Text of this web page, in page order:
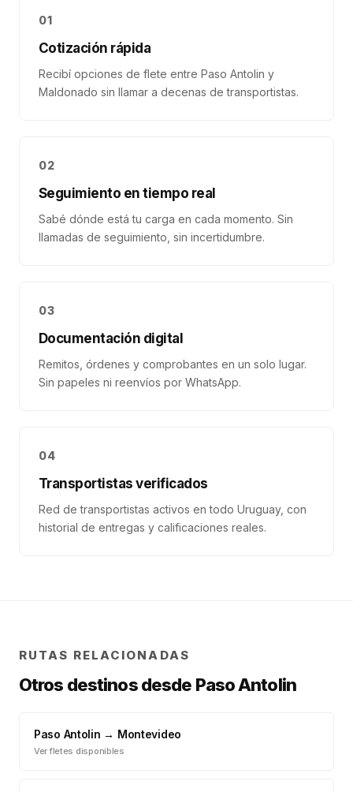
01
Cotización rápida
Recibí opciones de flete entre Paso Antolin y
Maldonado sin llamar a decenas de transportistas.
02
Seguimiento en tiempo real
Sabé dónde está tu carga en cada momento. Sin
llamadas de seguimiento, sin incertidumbre.
03
Documentación digital
Remitos, órdenes y comprobantes en un solo lugar.
Sin papeles ni reenvíos por WhatsApp.
04
Transportistas verificados
Red de transportistas activos en todo Uruguay, con
historial de entregas y calificaciones reales.
RUTAS RELACIONADAS
Otros destinos desde Paso Antolin
Paso Antolin → Montevideo
Ver fletes disponibles